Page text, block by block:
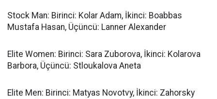
Stock Man: Birinci: Kolar Adam, İkinci: Boabbas
Mustafa Hasan, Üçüncü: Lanner Alexander
Elite Women: Birinci: Sara Zuborova, İkinci: Kolarova
Barbora, Üçüncü: Stloukalova Aneta
Elite Men: Birinci: Matyas Novotvy, İkinci: Zahorsky